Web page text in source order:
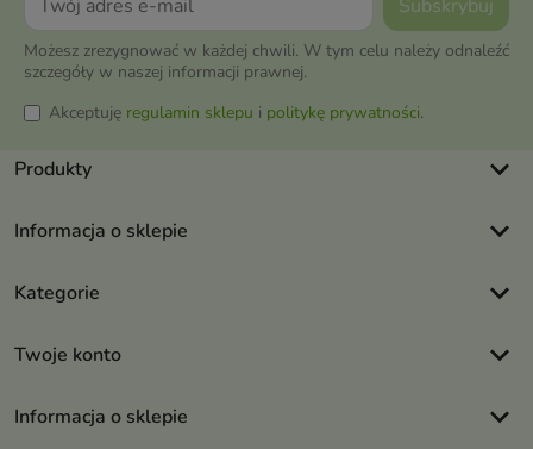
Możesz zrezygnować w każdej chwili. W tym celu należy odnaleźć
szczegóły w naszej informacji prawnej.
Akceptuję regulamin sklepu i politykę prywatności.
Produkty keyboard_arrow_down
Informacja o sklepie keyboard_arrow_down
Kategorie keyboard_arrow_down
Twoje konto keyboard_arrow_down
Informacja o sklepie keyboard_arrow_down